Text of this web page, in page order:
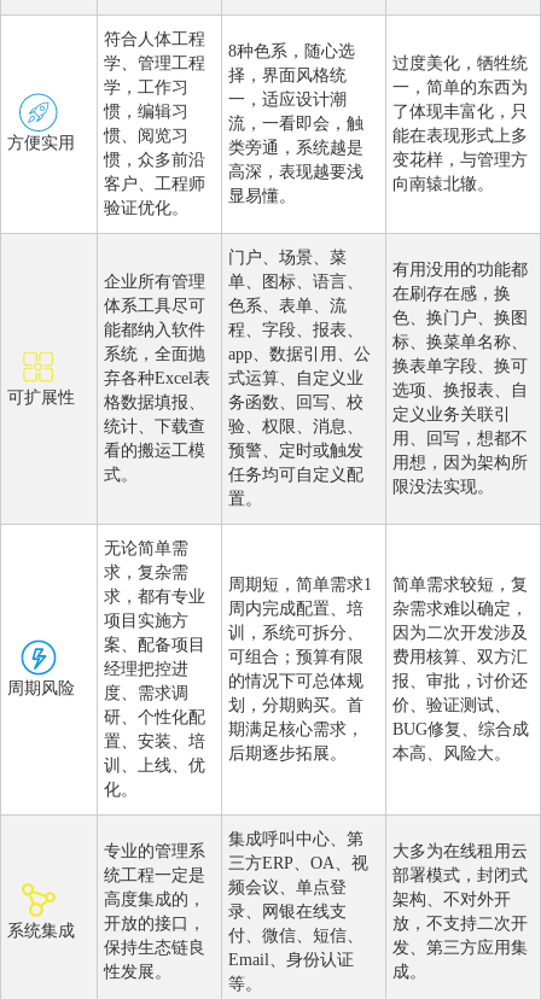
方便实用
符合人体工程
学、管理工程
学，工作习
惯，编辑习
惯、阅览习
惯，众多前沿
客户、工程师
验证优化。
8种色系，随心选
择，界面风格统
一，适应设计潮
流，一看即会，触
类旁通，系统越是
高深，表现越要浅
显易懂。
过度美化，牺牲统
一，简单的东西为
了体现丰富化，只
能在表现形式上多
变花样，与管理方
向南辕北辙。
可扩展性
企业所有管理
体系工具尽可
能都纳入软件
系统，全面抛
弃各种Excel表
格数据填报、
统计、下载查
看的搬运工模
式。
门户、场景、菜
单、图标、语言、
色系、表单、流
程、字段、报表、
app、数据引用、公
式运算、自定义业
务函数、回写、校
验、权限、消息、
预警、定时或触发
任务均可自定义配
置。
有用没用的功能都
在刷存在感，换
色、换门户、换图
标、换菜单名称、
换表单字段、换可
选项、换报表、自
定义业务关联引
用、回写，想都不
用想，因为架构所
限没法实现。
周期风险
无论简单需
求，复杂需
求，都有专业
项目实施方
案、配备项目
经理把控进
度、需求调
研、个性化配
置、安装、培
训、上线、优
化。
周期短，简单需求1
周内完成配置、培
训，系统可拆分、
可组合；预算有限
的情况下可总体规
划，分期购买。首
期满足核心需求，
后期逐步拓展。
简单需求较短，复
杂需求难以确定，
因为二次开发涉及
费用核算、双方汇
报、审批，讨价还
价、验证测试、
BUG修复、综合成
本高、风险大。
系统集成
专业的管理系
统工程一定是
高度集成的，
开放的接口，
保持生态链良
性发展。
集成呼叫中心、第
三方ERP、OA、视
频会议、单点登
录、网银在线支
付、微信、短信、
Email、身份认证
等。
大多为在线租用云
部署模式，封闭式
架构、不对外开
放，不支持二次开
发、第三方应用集
成。